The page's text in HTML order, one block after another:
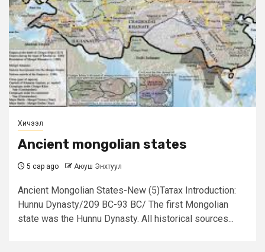
Хичээл
Ancient mongolian states
5 сар ago Аюуш Энхтуул
Ancient Mongolian States-New (5)Татах Introduction:
Hunnu Dynasty/209 BC-93 BC/ The first Mongolian
state was the Hunnu Dynasty. All historical sources...